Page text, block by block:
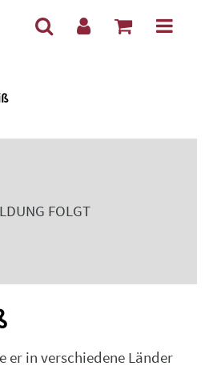
FOLGT
er in verschiedene Länder